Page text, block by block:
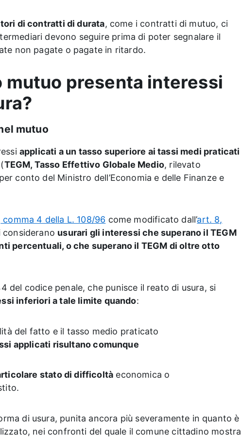
di contratti di durata, come i contratti di mutuo, ci
devono seguire prima di poter segnalare il
non pagate o pagate in ritardo.
mutuo presenta interessi
mutuo
applicati a un tasso superiore ai tassi medi praticati
(TEGM, Tasso Effettivo Globale Medio, rilevato
conto del Ministro dell’Economia e delle Finanze e
4 della L. 108/96 come modificato dall’art. 8,
considerano usurari gli interessi che superano il TEGM
percentuali, o che superano il TEGM di oltre otto
del codice penale, che punisce il reato di usura, si
inferiori a tale limite quando:
del fatto e il tasso medio praticato
applicati risultano comunque
stato di difficoltà economica o
di usura, punita ancora più severamente in quanto è
nei confronti del quale il comune cittadino mostra